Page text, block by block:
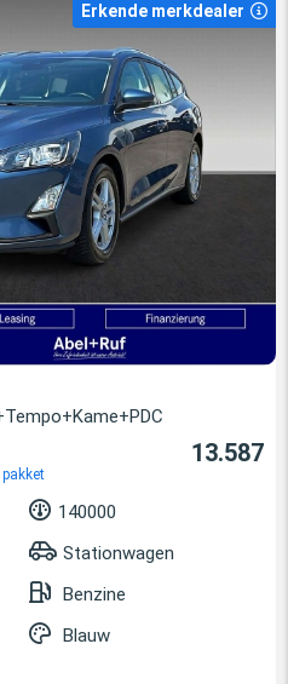
Erkende merkdealer
13.587
140000
Stationwagen
Benzine
Blauw